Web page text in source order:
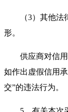
（3）其他法
形。
供应商对信
如作出虚假信用
交”的违法行为。